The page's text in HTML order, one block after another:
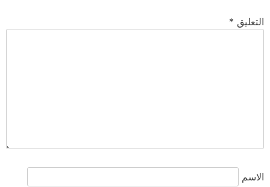
التعليق *
الاسم